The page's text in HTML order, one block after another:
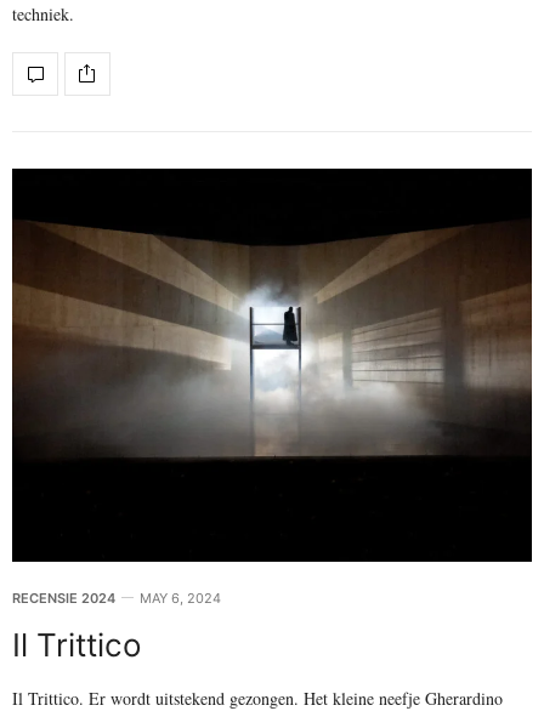
techniek.
RECENSIE 2024 MAY 6, 2024
Il Trittico
Il Trittico. Er wordt uitstekend gezongen. Het kleine neefje Gherardino